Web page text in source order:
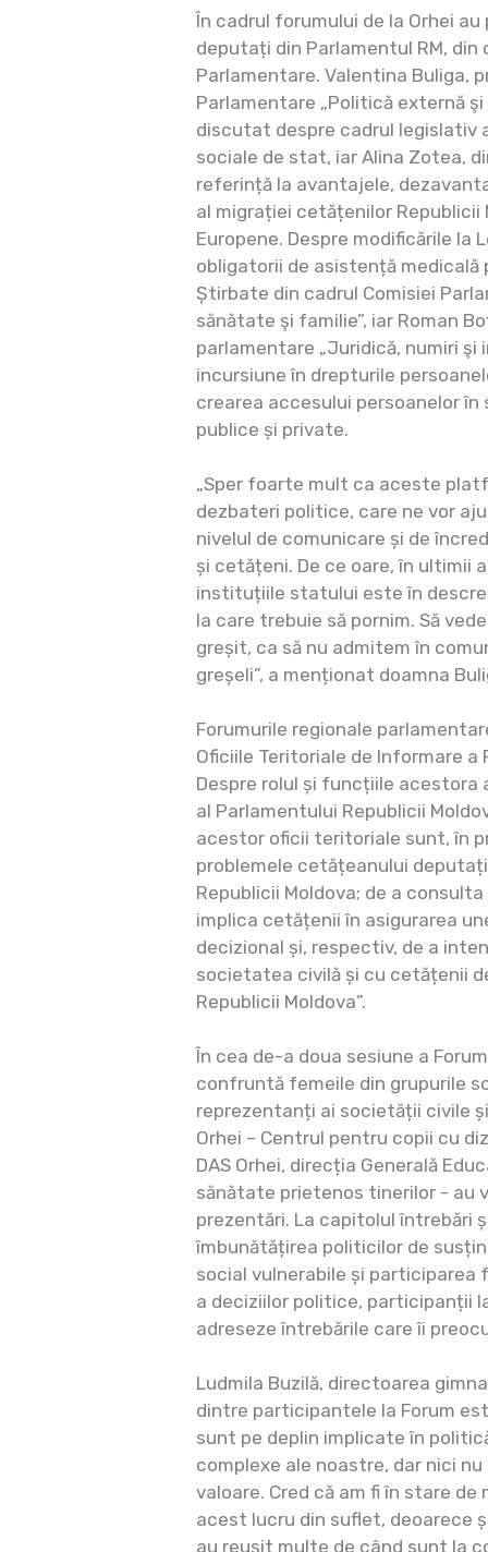
În cadrul forumului de la Orhei
deputați din Parlamentul RM, din
Parlamentare. Valentina Buliga,
Parlamentare „Politică externă
discutat despre cadrul legislativ
sociale de stat, iar Alina Zotea,
referință la avantajele,
al migrației cetățenilor Republicii
Europene. Despre modificările la
obligatorii de asistență medicală
Știrbate din cadrul Comisiei
sănătate şi familie”, iar Roman
parlamentare „Juridică, numiri şi
incursiune în drepturile
crearea accesului persoanelor
publice și private.
„Sper foarte mult ca aceste
dezbateri politice, care ne vor
nivelul de comunicare și de
și cetățeni. De ce oare, în ultimii
instituțiile statului este în
la care trebuie să pornim. Să
greșit, ca să nu admitem în
greșeli”, a menționat doamna
Forumurile regionale
Oficiile Teritoriale de Informare a
Despre rolul și funcțiile acestora
al Parlamentului Republicii
acestor oficii teritoriale sunt, în
problemele cetățeanului
Republicii Moldova; de a
implica cetățenii în asigurarea
decizional și, respectiv, de a
societatea civilă și cu cetățenii
Republicii Moldova”.
În cea de-a doua sesiune a
confruntă femeile din grupurile
reprezentanți ai societății civile
Orhei – Centrul pentru copii cu
DAS Orhei, direcția Generală
sănătate prietenos tinerilor - au
prezentări. La capitolul întrebări
îmbunătățirea politicilor de
social vulnerabile și participarea
a deciziilor politice, participanții
adreseze întrebările care îi
Ludmila Buzilă, directoarea
dintre participantele la Forum
sunt pe deplin implicate în
complexe ale noastre, dar nici
valoare. Cred că am fi în stare
acest lucru din suflet, deoarece
au reușit multe de când sunt la